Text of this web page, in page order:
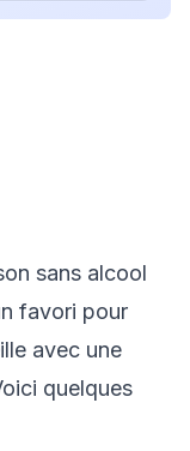
sans alcool
favori pour
avec une
quelques